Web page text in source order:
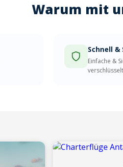
Warum mit
Schnell &
Einfache &